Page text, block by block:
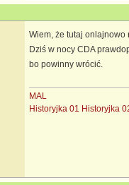
Wiem, że tutaj onlajnowo
Dziś w nocy CDA
bo powinny wrócić.
MAL
Historyjka 01 Historyjka